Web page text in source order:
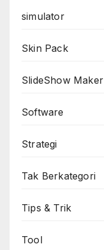
simulator
Skin Pack
SlideShow Maker
Software
Strategi
Tak Berkategori
Tips & Trik
Tool